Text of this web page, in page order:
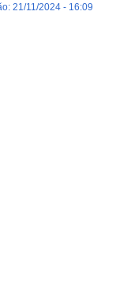
21/11/2024 - 16:09